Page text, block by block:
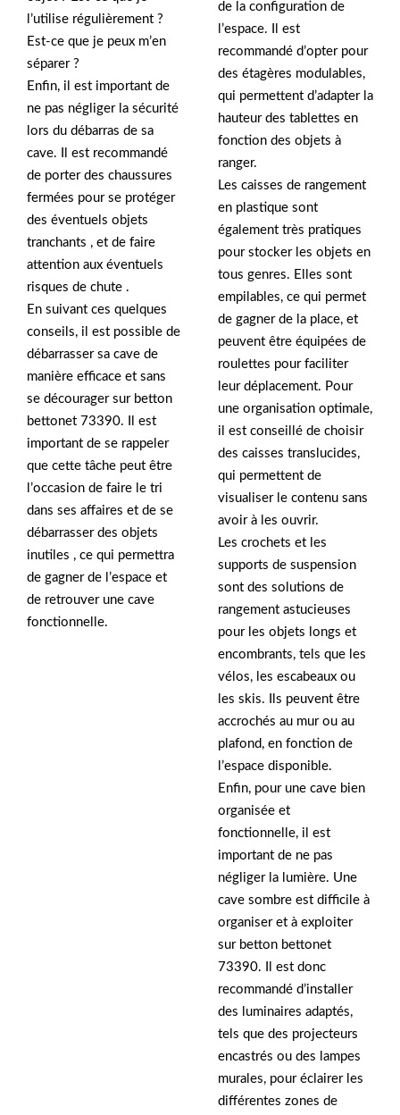
l’utilise régulièrement ?
Est-ce que je peux m’en
séparer ?
Enfin, il est important de
ne pas négliger la sécurité
lors du débarras de sa
cave. Il est recommandé
de porter des chaussures
fermées pour se protéger
des éventuels objets
tranchants , et de faire
attention aux éventuels
risques de chute .
En suivant ces quelques
conseils, il est possible de
débarrasser sa cave de
manière efficace et sans
se décourager sur betton
bettonet 73390. Il est
important de se rappeler
que cette tâche peut être
l’occasion de faire le tri
dans ses affaires et de se
débarrasser des objets
inutiles , ce qui permettra
de gagner de l’espace et
de retrouver une cave
fonctionnelle.
de la configuration de
l’espace. Il est
recommandé d’opter pour
des étagères modulables,
qui permettent d’adapter la
hauteur des tablettes en
fonction des objets à
ranger.
Les caisses de rangement
en plastique sont
également très pratiques
pour stocker les objets en
tous genres. Elles sont
empilables, ce qui permet
de gagner de la place, et
peuvent être équipées de
roulettes pour faciliter
leur déplacement. Pour
une organisation optimale,
il est conseillé de choisir
des caisses translucides,
qui permettent de
visualiser le contenu sans
avoir à les ouvrir.
Les crochets et les
supports de suspension
sont des solutions de
rangement astucieuses
pour les objets longs et
encombrants, tels que les
vélos, les escabeaux ou
les skis. Ils peuvent être
accrochés au mur ou au
plafond, en fonction de
l’espace disponible.
Enfin, pour une cave bien
organisée et
fonctionnelle, il est
important de ne pas
négliger la lumière. Une
cave sombre est difficile à
organiser et à exploiter
sur betton bettonet
73390. Il est donc
recommandé d’installer
des luminaires adaptés,
tels que des projecteurs
encastrés ou des lampes
murales, pour éclairer les
différentes zones de